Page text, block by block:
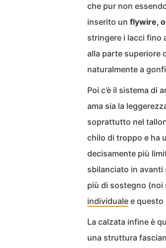
che pur non
inserito un flywire,
stringere i lacci fino
alla parte superiore
naturalmente a
Poi c’è il sistema di
ama sia la
soprattutto nel
chilo di troppo e ha
decisamente più
sbilanciato in avanti
più di sostegno (noi
individuale e
La calzata infine è
una struttura